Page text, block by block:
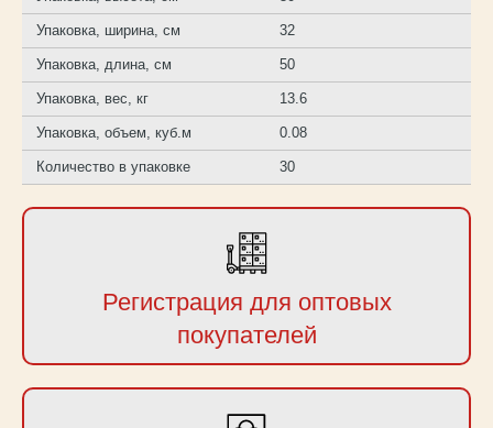
Упаковка, ширина, см 32
Упаковка, длина, см 50
Упаковка, вес, кг 13.6
Упаковка, объем, куб.м 0.08
Количество в упаковке 30
Регистрация для оптовых
покупателей